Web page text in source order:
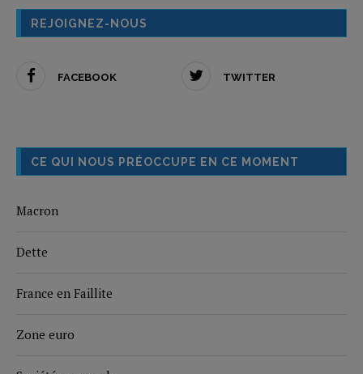
REJOIGNEZ-NOUS
FACEBOOK TWITTER
CE QUI NOUS PRÉOCCUPE EN CE MOMENT
Macron
Dette
France en Faillite
Zone euro